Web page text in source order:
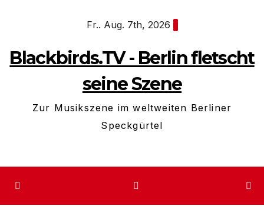
Fr.. Aug. 7th, 2026
Blackbirds.TV - Berlin fletscht
seine Szene
Zur Musikszene im weltweiten Berliner
Speckgürtel